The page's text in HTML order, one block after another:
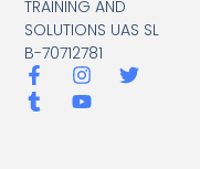
TRAINING AND
SOLUTIONS UAS SL
B-70712781